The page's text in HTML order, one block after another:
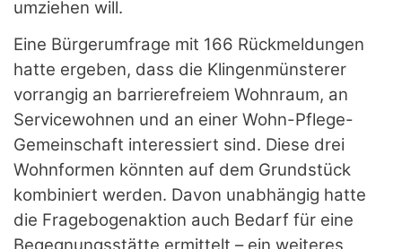
umziehen will.
Eine Bürgerumfrage mit 166 Rückmeldungen
hatte ergeben, dass die Klingenmünsterer
vorrangig an barrierefreiem Wohnraum, an
Servicewohnen und an einer Wohn-Pflege-
Gemeinschaft interessiert sind. Diese drei
Wohnformen könnten auf dem Grundstück
kombiniert werden. Davon unabhängig hatte
die Fragebogenaktion auch Bedarf für eine